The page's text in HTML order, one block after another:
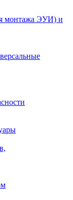
монтажа ЭУИ) и